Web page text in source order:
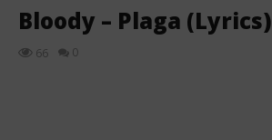
Bloody – Plaga (Lyrics)
66 0